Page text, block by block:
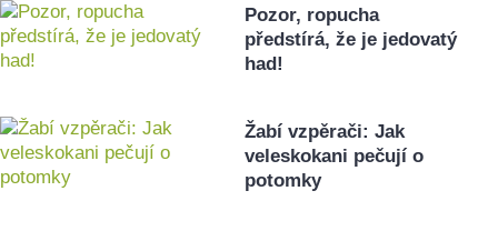
Pozor, ropucha
předstírá, že je jedovatý
had!
Žabí vzpěrači: Jak
veleskokani pečují o
potomky